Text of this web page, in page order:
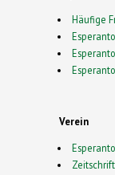
Häufige
Verein